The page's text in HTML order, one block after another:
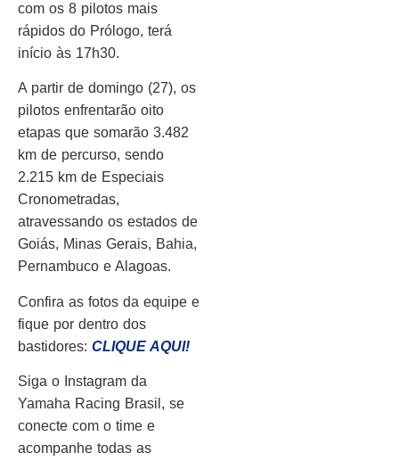
com os 8 pilotos mais
rápidos do Prólogo, terá
início às 17h30.
A partir de domingo (27), os
pilotos enfrentarão oito
etapas que somarão 3.482
km de percurso, sendo
2.215 km de Especiais
Cronometradas,
atravessando os estados de
Goiás, Minas Gerais, Bahia,
Pernambuco e Alagoas.
Confira as fotos da equipe e
fique por dentro dos
bastidores: CLIQUE AQUI!
Siga o Instagram da
Yamaha Racing Brasil, se
conecte com o time e
acompanhe todas as